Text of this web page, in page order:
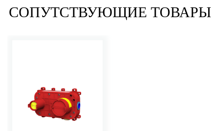
СОПУТСТВУЮЩИЕ ТОВАРЫ